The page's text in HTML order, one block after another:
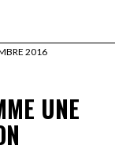
2016
UNE